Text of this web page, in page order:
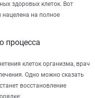
здоровых клеток. Вот
нацелена на полное
процесса
клеток организма, врач
Одно можно сказать
восстановление